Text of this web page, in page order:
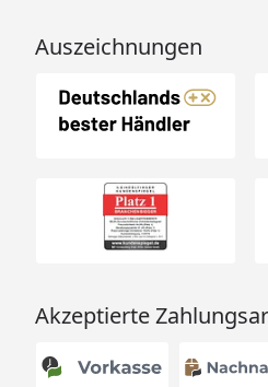
Auszeichnungen
Akzeptierte